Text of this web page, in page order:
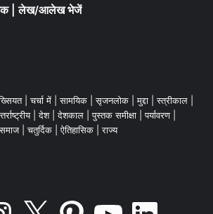
को चुराने वाले चोरों को
मक्के के खेत में दफना दिया था।
के शव को वापस निकाला
दफनाया गया।
लेख/आलेख भेजें
चर्चा में सामयिक सृजनलोक मुद्दा स्त्रीकाल
देश देशकाल पुस्तक समीक्षा पर्यावरण
समाज चतुर्दिक ऐतिहासिक राज्य
Pinterest LinkedIn